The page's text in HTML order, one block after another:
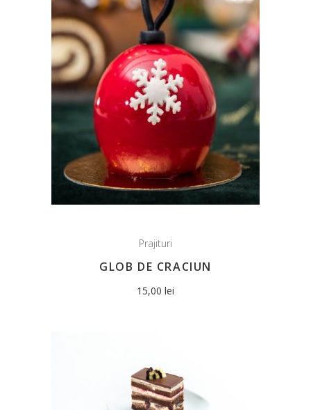
Prajituri
GLOB DE CRACIUN
15,00 lei